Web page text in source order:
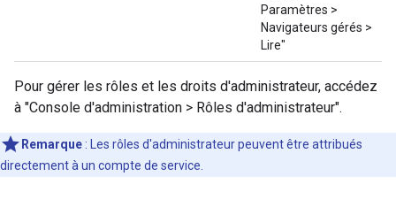
Paramètres >
Navigateurs gérés >
Lire"
Pour gérer les rôles et les droits d'administrateur, accédez
à "Console d'administration > Rôles d'administrateur".
Remarque : Les rôles d'administrateur peuvent être attribués
directement à un compte de service.